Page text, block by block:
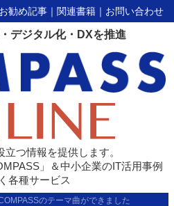
勧め記事 ｜ 関連書籍 ｜ お問い合わせ
デジタル化・DXを推進
つ情報を提供します。
」＆中小企業のIT活用事例
各種サービス
のテーマ曲ができました